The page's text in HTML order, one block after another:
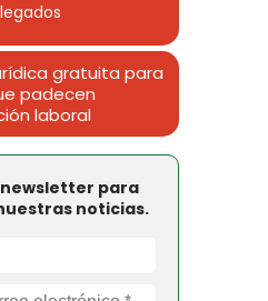
gratuita para
padecen
laboral
para
noticias.